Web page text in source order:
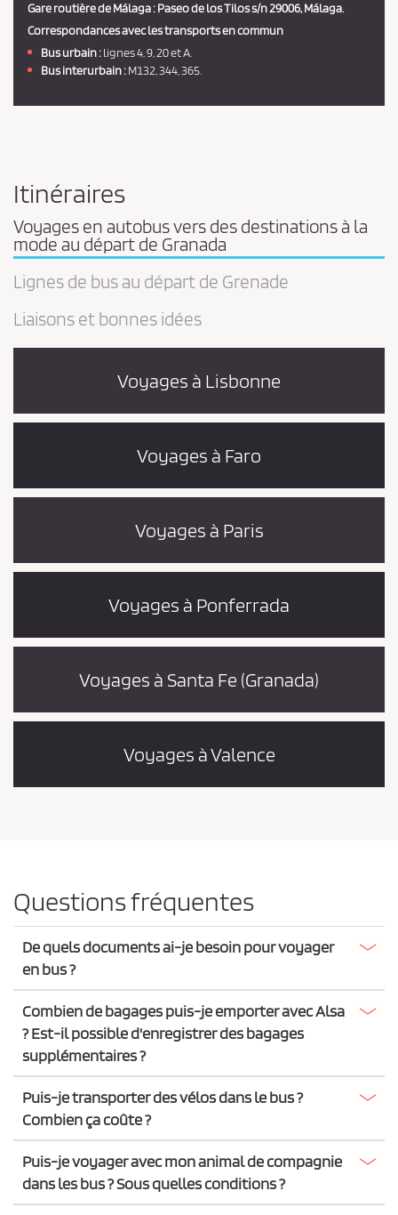
Gare routière deMálaga: Paseo de los Tilos s/n 29006, Málaga.
Correspondances avec les transports en commun
Bus urbain :lignes 4, 9, 20 et A.
Bus interurbain :M132, 344, 365.
Itinéraires
Voyages en autobus vers des destinations à la
mode au départ de Granada
Lignes de bus au départ de Grenade
Liaisons et bonnes idées
Voyages à Lisbonne
Voyages à Faro
Voyages à Paris
Voyages à Ponferrada
Voyages à Santa Fe (Granada)
Voyages à Valence
Questions fréquentes
De quels documents ai-je besoin pour voyager
en bus ?
Combien de bagages puis-je emporter avec Alsa
? Est-il possible d'enregistrer des bagages
supplémentaires ?
Puis-je transporter des vélos dans le bus ?
Combien ça coûte ?
Puis-je voyager avec mon animal de compagnie
dans les bus ? Sous quelles conditions ?